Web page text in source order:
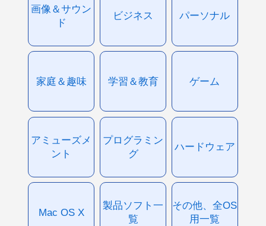
画像＆サウン
ド
ビジネス パーソナル
家庭＆趣味 学習＆教育 ゲーム
アミューズメ
ント
プログラミン
グ
ハードウェア
Mac OS X
製品ソフト一
覧
その他、全OS
用一覧